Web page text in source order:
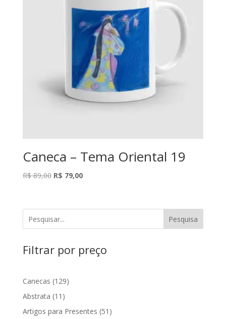
Caneca – Tema Oriental 19
R$89,00 O
era:
R$ 89,00.
R$ 79,00O
é:
Pesquisa
Filtrar por preço
Canecas 129129
Abstrata 11 11
produtos
Artigos para Presentes 51 51